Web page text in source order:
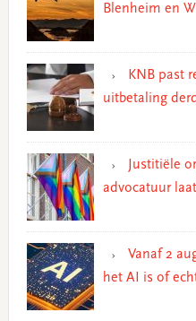
Blenheim en
KNB past
uitbetaling
Justitiële
advocatuur
Vanaf 2
het AI is of